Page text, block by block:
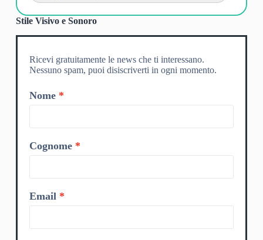
Stile Visivo e Sonoro
Ricevi gratuitamente le news che ti interessano.
Nessuno spam, puoi disiscriverti in ogni momento.
Nome
Cognome
Email